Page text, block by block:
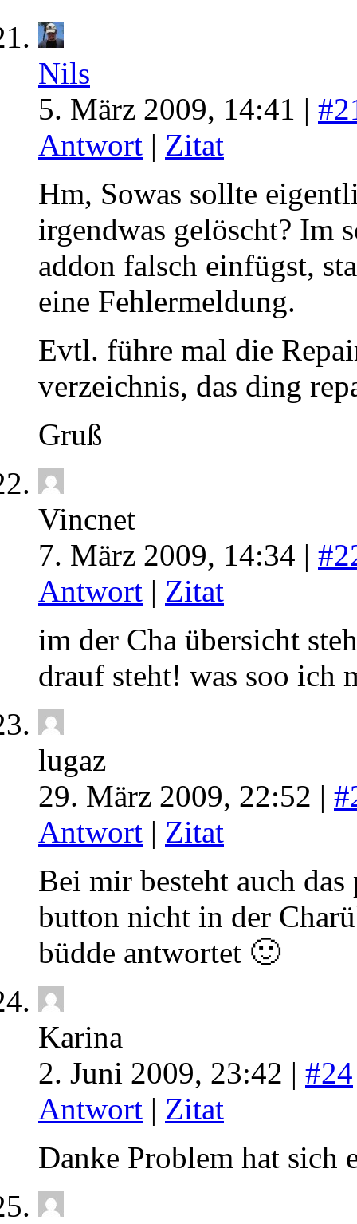
Nils
5. März 2009, 14:41 |
Antwort | Zitat
Hm, Sowas sollte
irgendwas gelöscht? Im
addon falsch einfügst,
eine Fehlermeldung.
Evtl. führe mal die
verzeichnis, das ding
Gruß
Vincnet
7. März 2009, 14:34 |
Antwort | Zitat
im der Cha übersicht
drauf steht! was soo ich
lugaz
29. März 2009, 22:52 |
Antwort | Zitat
Bei mir besteht auch
button nicht in der
büdde antwortet 🙂
Karina
2. Juni 2009, 23:42 | #24
Antwort | Zitat
Danke Problem hat sich